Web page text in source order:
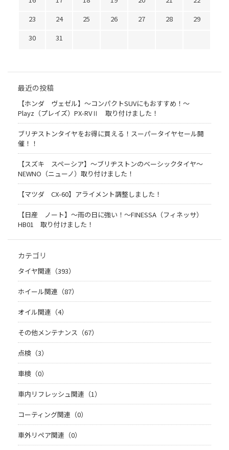
23
24 25 26 27 28
29
30
31
最近の投稿
【ホンダ ヴェゼル】～コンパクトSUVにもおすすめ！～
Playz（プレイズ）PX-RVⅡ 取り付けました！
ブリヂストンタイヤをお得に買える！スーパータイヤセール開
催！！
【スズキ スペーシア】～ブリヂストンのベーシックタイヤ～
NEWNO（ニューノ）取り付けました！
【マツダ CX-60】アライメント調整しました！
【日産 ノート】～雨の日に強い！～FINESSA（フィネッサ）
HB01 取り付けました！
カテゴリ
タイヤ関連（393）
ホイール関連（87）
オイル関連（4）
その他メンテナンス（67）
点検（3）
車検（0）
車内リフレッシュ関連（1）
コーティング関連（0）
車外リペア関連（0）